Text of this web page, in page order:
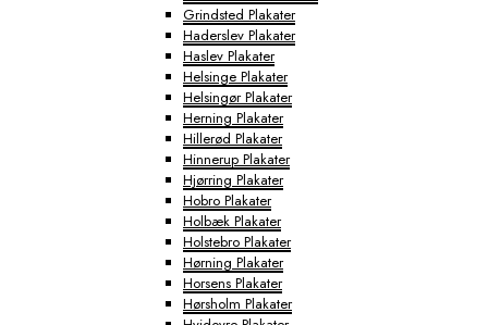
Grindsted Plakater
Haderslev Plakater
Haslev Plakater
Helsinge Plakater
Helsingør Plakater
Herning Plakater
Hillerød Plakater
Hinnerup Plakater
Hjørring Plakater
Hobro Plakater
Holbæk Plakater
Holstebro Plakater
Hørning Plakater
Horsens Plakater
Hørsholm Plakater